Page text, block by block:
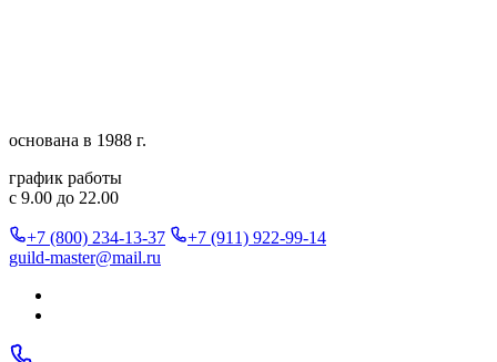
основана в 1988 г.
график работы
с 9.00 до 22.00
+7 (800) 234-13-37
+7 (911) 922-99-14
guild-master@mail.ru
Позвонить